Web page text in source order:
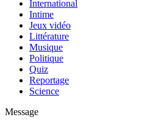
International
Intime
Jeux vidéo
Littérature
Musique
Politique
Quiz
Reportage
Science
Message